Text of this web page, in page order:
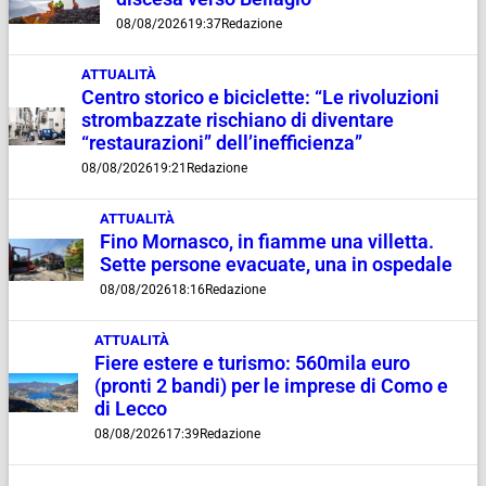
08/08/202619:37Redazione
ATTUALITÀ
Centro storico e biciclette: “Le rivoluzioni
strombazzate rischiano di diventare
“restaurazioni” dell’inefficienza”
08/08/202619:21 Redazione
ATTUALITÀ
Fino Mornasco, in fiamme una villetta.
Sette persone evacuate, una in ospedale
08/08/202618:16Redazione
ATTUALITÀ
Fiere estere e turismo: 560mila euro
(pronti 2 bandi) per le imprese di Como e
di Lecco
08/08/202617:39Redazione